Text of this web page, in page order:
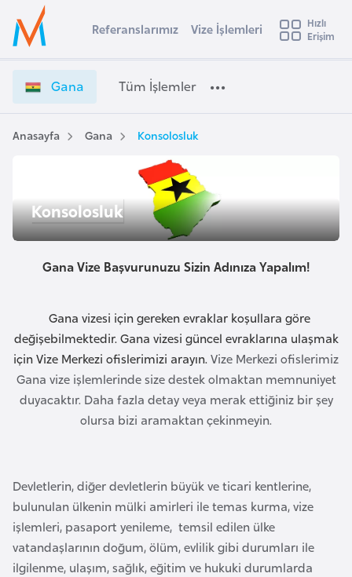
Ülke Seçimi
Başvuru yapmak istediğiniz ülkeyi seçin
Üye
Girişi
a
a
V
ş
l
e
m
r
i
e
ş
i
Referanslarımız Vize İşlemleri
Hızlı
Erişim
Gana Tüm İşlemler
Anasayfa Gana Konsolosluk
Konsolosluk
Gana Vize Başvurunuzu Sizin Adınıza Yapalım!
Gana vizesi için gereken evraklar koşullara göre
değişebilmektedir. Gana vizesi güncel evraklarına ulaşmak
için Vize Merkezi ofislerimizi arayın.Vize Merkezi ofislerimiz
Gana vize işlemlerinde size destek olmaktan memnuniyet
duyacaktır. Daha fazla detay veya merak ettiğiniz bir şey
olursa bizi aramaktan çekinmeyin.
Devletlerin, diğer devletlerin büyük ve ticari kentlerine,
bulunulan ülkenin mülki amirleri ile temas kurma, vize
işlemleri, pasaport yenileme, temsil edilen ülke
vatandaşlarının doğum, ölüm, evlilik gibi durumları ile
ilgilenme, ulaşım, sağlık, eğitim ve hukuki durumlarda
s
t
r
a
v
u
y
a
A
b
a
y
c
a